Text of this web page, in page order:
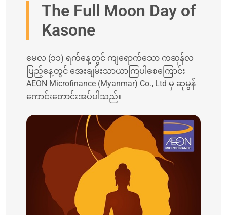
The Full Moon Day of
Kasone
မေလ (၁၁) ရက်နေ့တွင် ကျရောက်သော ကဆုန်လ
ပြည့်နေ့တွင် အေးချမ်းသာယာကြပါစေကြောင်း
AEON Microfinance (Myanmar) Co., Ltd မှ ဆုမွန်
ကောင်းတောင်းအပ်ပါသည်။